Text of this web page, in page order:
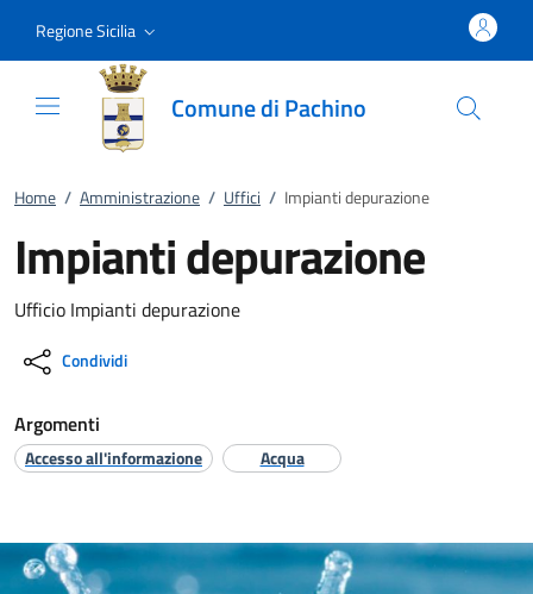
Regione Sicilia
Comune di Pachino
Home / Amministrazione / Uffici / Impianti depurazione
Impianti depurazione
Ufficio Impianti depurazione
Condividi
Argomenti
Accesso all'informazione Acqua